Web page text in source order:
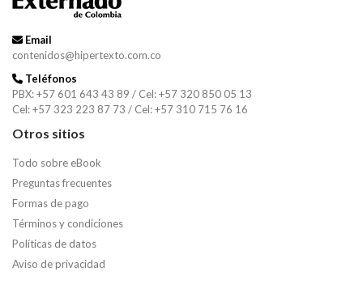
Email
contenidos@hipertexto.com.co
Teléfonos
PBX: +57 601 643 43 89 / Cel: +57 320 850 05 13
Cel: +57 323 223 87 73 / Cel: +57 310 715 76 16
Otros sitios
Todo sobre eBook
Preguntas frecuentes
Formas de pago
Términos y condiciones
Políticas de datos
Aviso de privacidad